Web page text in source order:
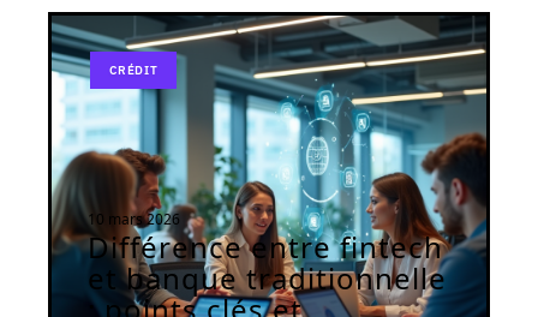
CRÉDIT
10 mars 2026
Différence entre fintech
et banque traditionnelle